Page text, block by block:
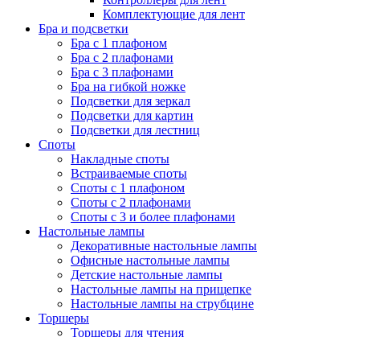
Комплектующие для лент
Бра и подсветки
Бра с 1 плафоном
Бра с 2 плафонами
Бра с 3 плафонами
Бра на гибкой ножке
Подсветки для зеркал
Подсветки для картин
Подсветки для лестниц
Споты
Накладные споты
Встраиваемые споты
Споты с 1 плафоном
Споты с 2 плафонами
Споты с 3 и более плафонами
Настольные лампы
Декоративные настольные лампы
Офисные настольные лампы
Детские настольные лампы
Настольные лампы на прищепке
Настольные лампы на струбцине
Торшеры
Торшеры для чтения